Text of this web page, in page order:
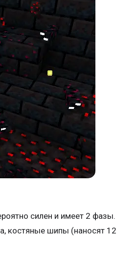
силен и имеет 2 фазы.
костяные шипы (наносят 12